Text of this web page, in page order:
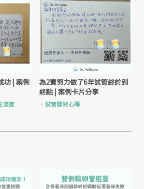
功 | 案例
流產
為2寶努力做了6年試管終於到
終點 | 案例卡片分享
． 試管嬰兒心得